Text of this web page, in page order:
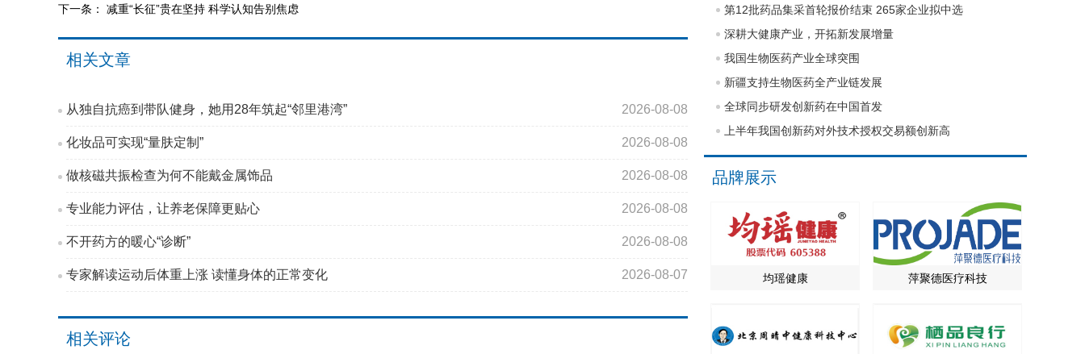
下一条： 减重“长征”贵在坚持 科学认知告别焦虑
相关文章
从独自抗癌到带队健身，她用28年筑起“邻里港湾” 2026-08-08
化妆品可实现“量肤定制” 2026-08-08
做核磁共振检查为何不能戴金属饰品 2026-08-08
专业能力评估，让养老保障更贴心 2026-08-08
不开药方的暖心“诊断” 2026-08-08
专家解读运动后体重上涨 读懂身体的正常变化 2026-08-07
相关评论
第12批药品集采首轮报价结束 265家企业拟中选
深耕大健康产业，开拓新发展增量
我国生物医药产业全球突围
新疆支持生物医药全产业链发展
全球同步研发创新药在中国首发
上半年我国创新药对外技术授权交易额创新高
品牌展示
均瑶健康 萍聚德医疗科技